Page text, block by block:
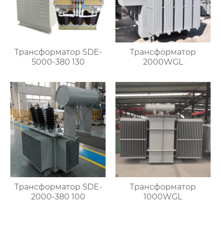
Трансформатор SDE-
5000-380 130
Трансформатор
2000WGL
Трансформатор SDE-
2000-380 100
Трансформатор
1000WGL